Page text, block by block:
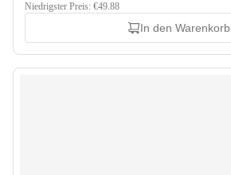
Niedrigster Preis: €49.88
In den Warenkorb